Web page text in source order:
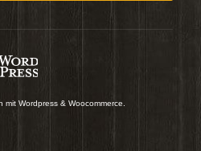
Wordpress & Woocommerce.